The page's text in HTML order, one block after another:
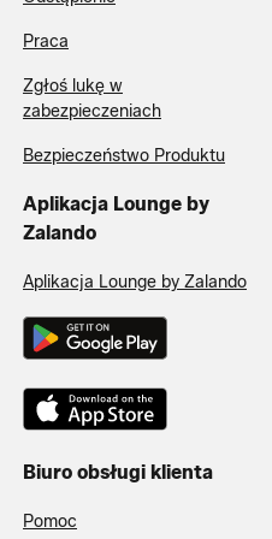
Praca
Zgłoś lukę w
zabezpieczeniach
Bezpieczeństwo Produktu
Aplikacja Lounge by
Zalando
Aplikacja Lounge by Zalando
Biuro obsługi klienta
Pomoc